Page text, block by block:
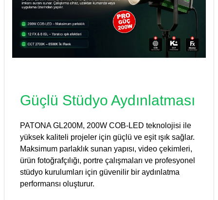
Güçlü Stüdyo Aydınlatması
PATONA GL200M, 200W COB-LED teknolojisi ile
yüksek kaliteli projeler için güçlü ve eşit ışık sağlar.
Maksimum parlaklık sunan yapısı, video çekimleri,
ürün fotoğrafçılığı, portre çalışmaları ve profesyonel
stüdyo kurulumları için güvenilir bir aydınlatma
performansı oluşturur.